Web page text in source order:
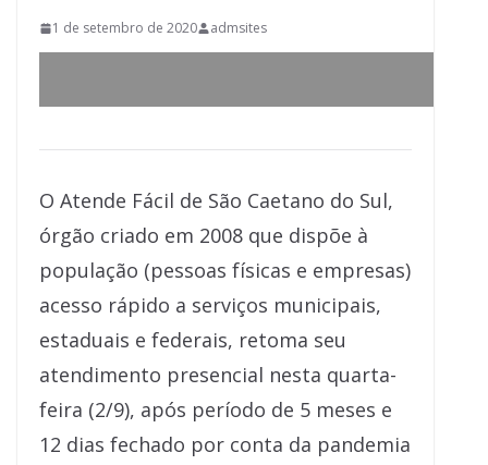
1 de setembro de 2020 admsites
O Atende Fácil de São Caetano do Sul,
órgão criado em 2008 que dispõe à
população (pessoas físicas e empresas)
acesso rápido a serviços municipais,
estaduais e federais, retoma seu
atendimento presencial nesta quarta-
feira (2/9), após período de 5 meses e
12 dias fechado por conta da pandemia